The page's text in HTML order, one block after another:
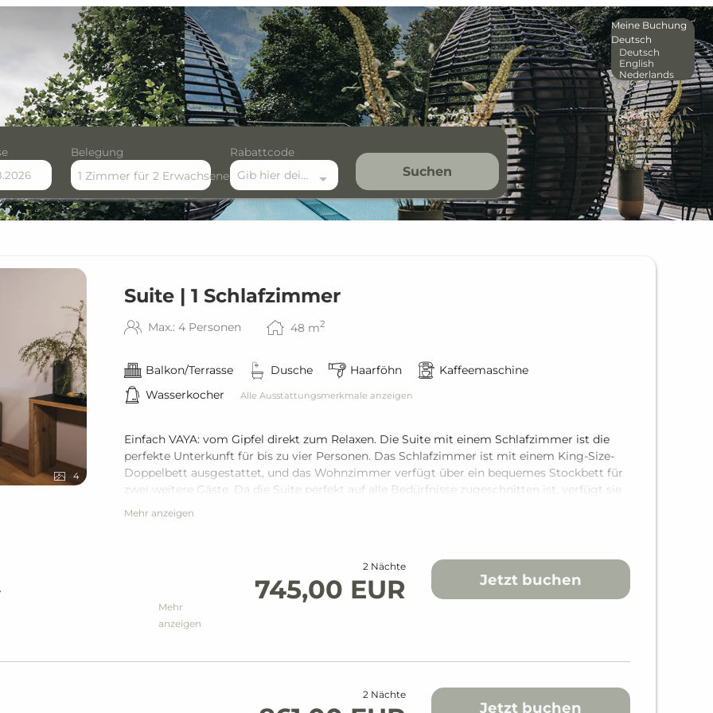
Belegung
1 Zimmer für 2 Erwachsene
Rabattcode
Gib hier deinen Rabattcode ein Suchen
Meine Buchung
Deutsch
Deutsch
English
Nederlands
4
Suite | 1 Schlafzimmer
Max.: 4 Personen 48 m2
Balkon/Terrasse Dusche Haarföhn
Kaffeemaschine
Wasserkocher
Alle Ausstattungsmerkmale anzeigen
Einfach VAYA: vom Gipfel direkt zum Relaxen. Die Suite mit einem Schlafzimmer ist die
perfekte Unterkunft für bis zu vier Personen. Das Schlafzimmer ist mit einem King-Size-
Doppelbett ausgestattet, und das Wohnzimmer verfügt über ein bequemes Stockbett für
zwei weitere Gäste. Da die Suite perfekt auf alle Bedürfnisse zugeschnitten ist, verfügt sie
über ein eigenes Bad.
Mehr anzeigen
Mehr
anzeigen
2 Nächte
745,00 EUR Jetzt buchen
2 Nächte
Jetzt buchen